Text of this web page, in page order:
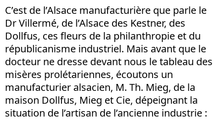
C’est de l’Alsace manufacturière que parle le
Dr Villermé, de l’Alsace des Kestner, des
Dollfus, ces fleurs de la philanthropie et du
républicanisme industriel. Mais avant que le
docteur ne dresse devant nous le tableau des
misères prolétariennes, écoutons un
manufacturier alsacien, M. Th. Mieg, de la
maison Dollfus, Mieg et Cie, dépeignant la
situation de l’artisan de l’ancienne industrie :